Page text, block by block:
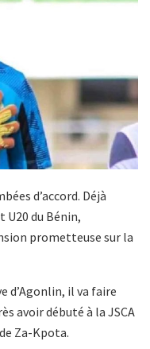
d’accord. Déjà
U20 du Bénin,
prometteuse sur la
d’Agonlin, il va faire
avoir débuté à la JSCA
Za-Kpota.